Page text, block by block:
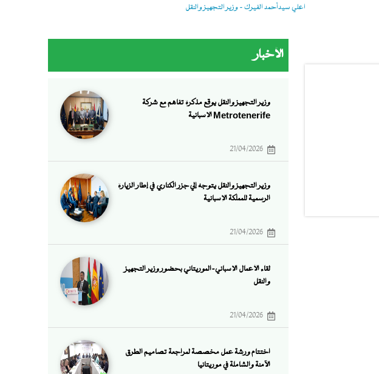
اعلي سيدأحمد الفيرك - وزير التجهيز والنقل
الأخبار
وزير التجهيز والنقل يوقع مذكرة تفاهم مع شركة
Metrotenerife الإسبانية
21/04/2026
وزير التجهيز والنقل يتوجه إلي جزر الكناري في إطار الزيارة
الرسمية للمملكة الإسبانية
21/04/2026
لقاء الأعمال الإسباني-الموريتاني بحضور وزير التجهيز
والنقل
21/04/2026
اختتام ورشة عمل مخصصة لمراجعة تصاميم الطرق
الآمنة والشاملة في موريتانيا